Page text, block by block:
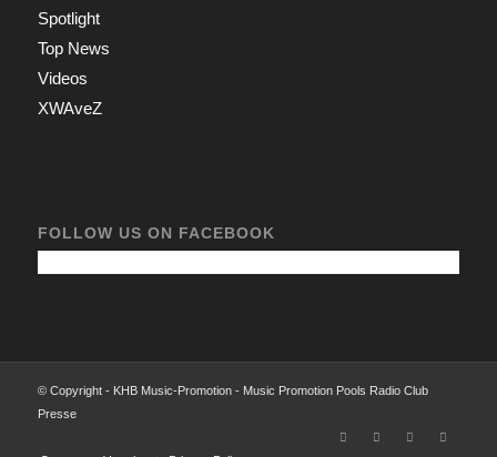
Spotlight
Top News
Videos
XWAveZ
FOLLOW US ON FACEBOOK
© Copyright - KHB Music-Promotion - Music Promotion Pools Radio Club
Presse